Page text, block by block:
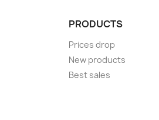
PRODUCTS
Prices drop
New products
Best sales